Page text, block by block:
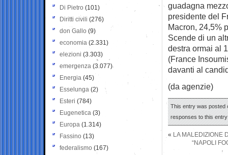
guadagna
presidente del
Macron, 24,5%
Scende di un
destra ormai al
(France
davanti al
(da agenzie)
This entry was posted
responses to this
« LA MALEDIZIONE
“NAPOLI
Di Pietro (101)
Diritti civili (276)
don Gallo (9)
economia (2.331)
elezioni (3.303)
emergenza (3.077)
Energia (45)
Esselunga (2)
Esteri (784)
Eugenetica (3)
Europa (1.314)
Fassino (13)
federalismo (167)